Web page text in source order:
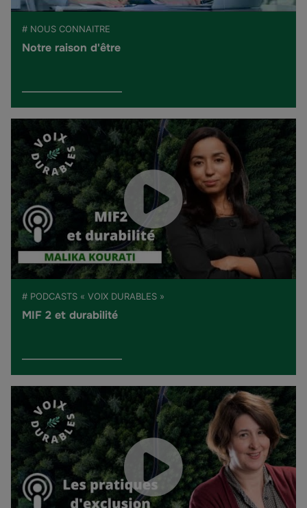
# NOUS CONNAITRE
Notre raison d'être
# PODCASTS « VOIX DURABLES »
MIF 2 et durabilité